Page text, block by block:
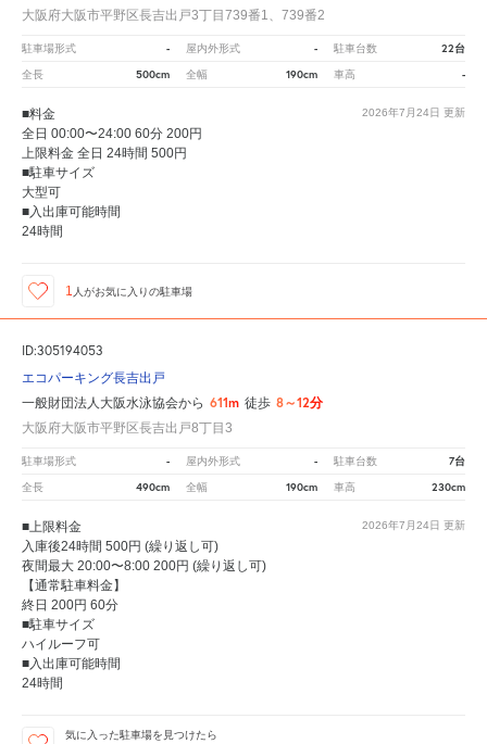
大阪府大阪市平野区長吉出戸3丁目739番1、739番2
駐車場形式 - 屋内外形式 - 駐車台数 22台
全長 500cm 全幅 190cm 車高 -
2026年7月24日 更新
■料金
全日 00:00〜24:00 60分 200円
上限料金 全日 24時間 500円
■駐車サイズ
大型可
■入出庫可能時間
24時間
1 人がお気に入りの駐車場
ID:305194053
エコパーキング長吉出戸
一般財団法人大阪水泳協会から 611m 徒歩 8～12分
大阪府大阪市平野区長吉出戸8丁目3
駐車場形式 - 屋内外形式 - 駐車台数 7台
全長 490cm 全幅 190cm 車高 230cm
2026年7月24日 更新
■上限料金
入庫後24時間 500円 (繰り返し可)
夜間最大 20:00〜8:00 200円 (繰り返し可)
【通常駐車料金】
終日 200円 60分
■駐車サイズ
ハイルーフ可
■入出庫可能時間
24時間
気に入った駐車場を見つけたら